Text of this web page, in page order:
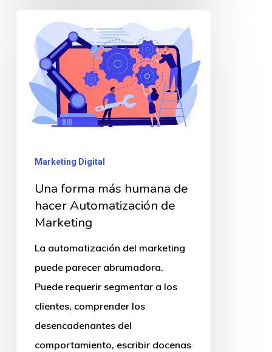
forma
humana
hacer
Marketing Digital
Una forma más humana de
hacer Automatización de
Marketing
La automatización del marketing
puede parecer abrumadora.
Puede requerir segmentar a los
clientes, comprender los
desencadenantes del
comportamiento, escribir docenas